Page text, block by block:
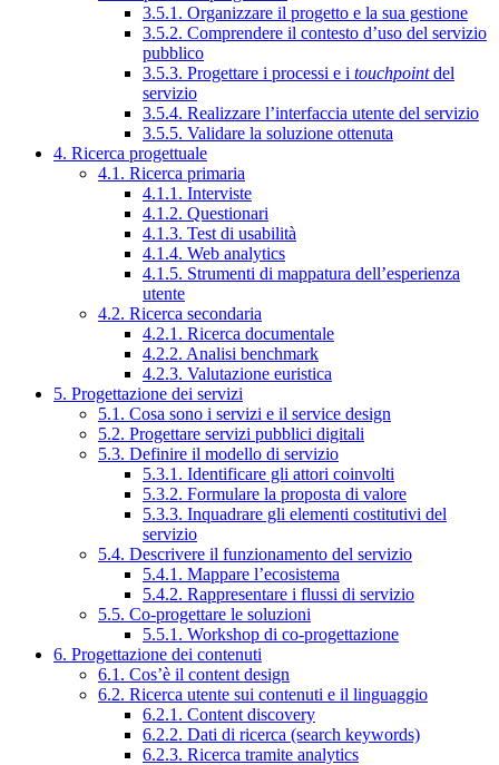
3.5.1. Organizzare il progetto e la sua gestione
3.5.2. Comprendere il contesto d’uso del servizio
pubblico
3.5.3. Progettare i processi e i touchpointdel
servizio
3.5.4. Realizzare l’interfaccia utente del servizio
3.5.5. Validare la soluzione ottenuta
4. Ricerca progettuale
4.1. Ricerca primaria
4.1.1. Interviste
4.1.2. Questionari
4.1.3. Test di usabilità
4.1.4. Web analytics
4.1.5. Strumenti di mappatura dell’esperienza
utente
4.2. Ricerca secondaria
4.2.1. Ricerca documentale
4.2.2. Analisi benchmark
4.2.3. Valutazione euristica
5. Progettazione dei servizi
5.1. Cosa sono i servizi e il service design
5.2. Progettare servizi pubblici digitali
5.3. Definire il modello di servizio
5.3.1. Identificare gli attori coinvolti
5.3.2. Formulare la proposta di valore
5.3.3. Inquadrare gli elementi costitutivi del
servizio
5.4. Descrivere il funzionamento del servizio
5.4.1. Mappare l’ecosistema
5.4.2. Rappresentare i flussi di servizio
5.5. Co-progettare le soluzioni
5.5.1. Workshop di co-progettazione
6. Progettazione dei contenuti
6.1. Cos’è il content design
6.2. Ricerca utente sui contenuti e il linguaggio
6.2.1. Content discovery
6.2.2. Dati di ricerca (search keywords)
6.2.3. Ricerca tramite analytics